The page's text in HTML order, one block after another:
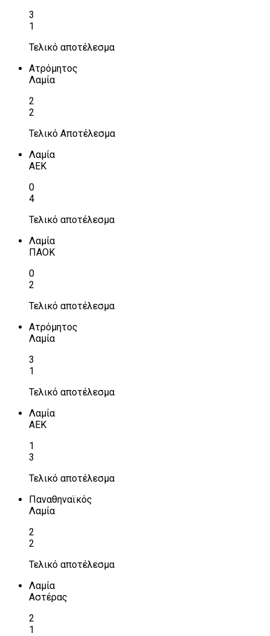
3
1
Τελικό αποτέλεσμα
Ατρόμητος
Λαμία
2
2
Τελικό Αποτέλεσμα
Λαμία
ΑΕΚ
0
4
Τελικό αποτέλεσμα
Λαμία
ΠΑΟΚ
0
2
Τελικό αποτέλεσμα
Ατρόμητος
Λαμία
3
1
Τελικό αποτέλεσμα
Λαμία
ΑΕΚ
1
3
Τελικό αποτέλεσμα
Παναθηναϊκός
Λαμία
2
2
Τελικό αποτέλεσμα
Λαμία
Αστέρας
2
1